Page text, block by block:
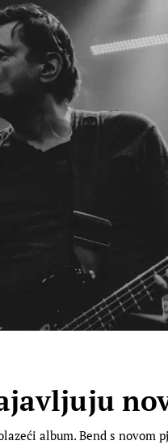
album. Bend s novom